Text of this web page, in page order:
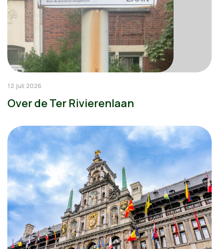
12 juli 2026
Over de Ter Rivierenlaan